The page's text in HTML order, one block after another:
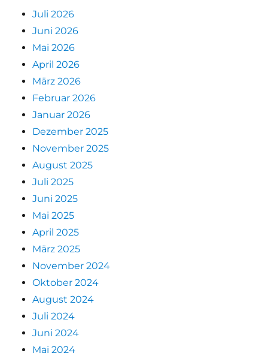
Juli 2026
Juni 2026
Mai 2026
April 2026
März 2026
Februar 2026
Januar 2026
Dezember 2025
November 2025
August 2025
Juli 2025
Juni 2025
Mai 2025
April 2025
März 2025
November 2024
Oktober 2024
August 2024
Juli 2024
Juni 2024
Mai 2024